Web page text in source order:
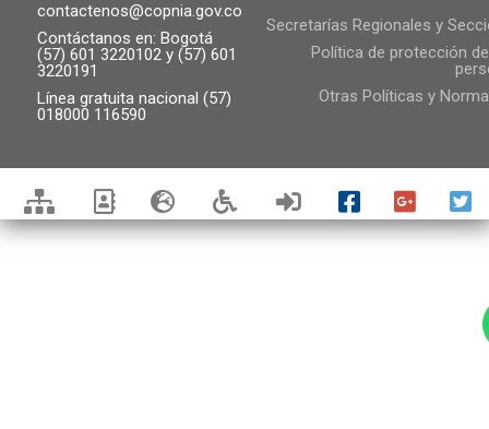
contactenos@copnia.gov.co
Contáctanos en: Bogotá
(57) 601 3220102 y (57) 601
3220191
Línea gratuita nacional (57)
018000 116590
Secretarías Regionales y
Política de protección
Otras Políticas y